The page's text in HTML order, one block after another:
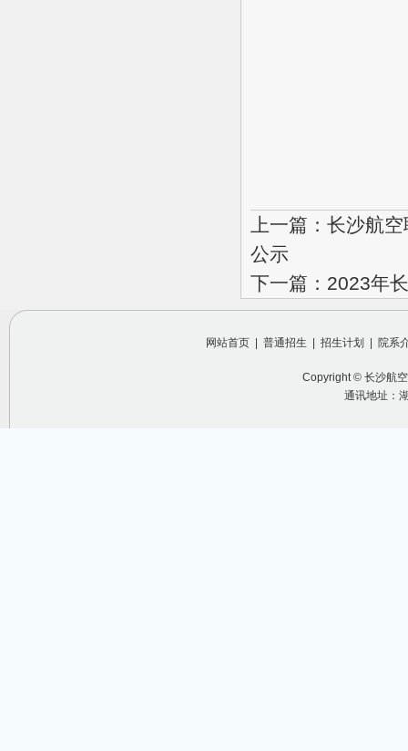
上一篇：长沙航
公示
下一篇：2023年
网站首页 普通招生 招生计划 院系
Copyright © 长沙航
通讯地址：